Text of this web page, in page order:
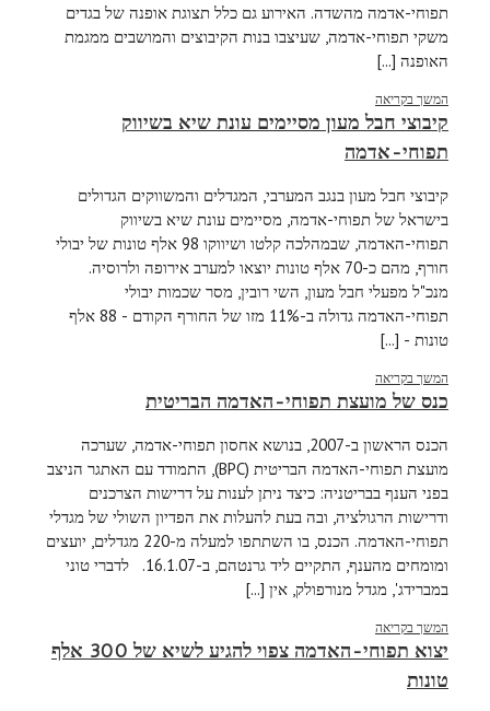
תפוחי-אדמה מהשדה. האירוע גם כלל תצוגת אופנה של בגדים
משקי תפוחי-אדמה, שעיצבו בנות הקיבוצים והמושבים ממגמת
האופנה [...]
המשך בקריאה
קיבוצי חבל מעון מסיימים עונת שיא בשיווק
תפוחי-אדמה
קיבוצי חבל מעון בנגב המערבי, המגדלים והמשווקים הגדולים
בישראל של תפוחי-אדמה, מסיימים עונת שיא בשיווק
תפוחי-האדמה, שבמהלכה קלטו ושיווקו 98 אלף טונות של יבולי
חורף, מהם כ-70 אלף טונות יוצאו למערב אירופה ולרוסיה.
מנכ"ל מפעלי חבל מעון, השי רובין, מסר שכמות יבולי
תפוחי-האדמה גדולה ב-11% מזו של החורף הקודם - 88 אלף
טונות - [...]
המשך בקריאה
כנס של מועצת תפוחי-האדמה הבריטית
הכנס הראשון ב-2007, בנושא אחסון תפוחי-אדמה, שערכה
מועצת תפוחי-האדמה הבריטית (BPC), התמודד עם האתגר הניצב
בפני הענף בבריטניה: כיצד ניתן לענות על דרישות הצרכנים
ודרישות הרגולציה, ובה בעת להעלות את הפדיון השולי של מגדלי
תפוחי-האדמה. הכנס, בו השתתפו למעלה מ-220 מגדלים, יועצים
ומומחים מהענף, התקיים ליד גרנטהם, ב-16.1.07. לדברי טוני
במברידג', מגדל מנורפולק, אין [...]
המשך בקריאה
יצוא תפוחי-האדמה צפוי להגיע לשיא של 300 אלף
טונות